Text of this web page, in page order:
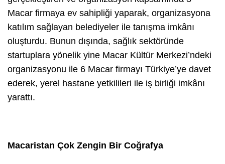
Macar firmaya ev sahipliği yaparak, organizasyona
katılım sağlayan belediyeler ile tanışma imkânı
oluşturdu. Bunun dışında, sağlık sektöründe
startuplara yönelik yine Macar Kültür Merkezi’ndeki
organizasyonu ile 6 Macar firmayı Türkiye’ye davet
ederek, yerel hastane yetkilileri ile iş birliği imkânı
yarattı.
Macaristan Çok Zengin Bir Coğrafya